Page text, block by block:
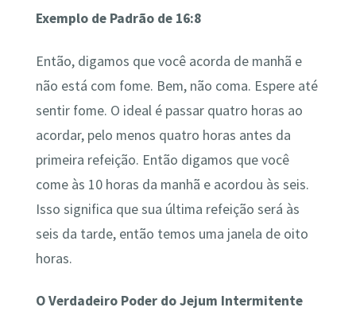
Exemplo de Padrão de 16:8
Então, digamos que você acorda de manhã e
não está com fome. Bem, não coma. Espere até
sentir fome. O ideal é passar quatro horas ao
acordar, pelo menos quatro horas antes da
primeira refeição. Então digamos que você
come às 10 horas da manhã e acordou às seis.
Isso significa que sua última refeição será às
seis da tarde, então temos uma janela de oito
horas.
O Verdadeiro Poder do Jejum Intermitente